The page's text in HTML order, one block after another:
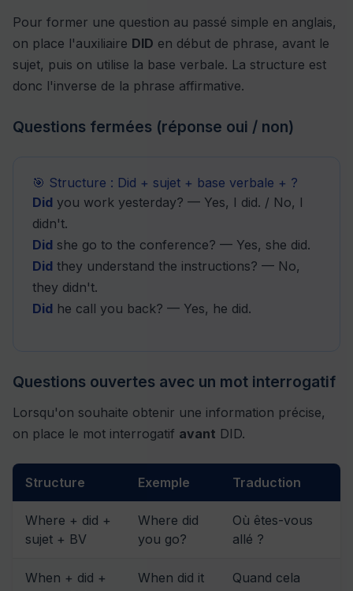
Pour former une question au passé simple en anglais,
on place l'auxiliaire DID en début de phrase, avant le
sujet, puis on utilise la base verbale. La structure est
donc l'inverse de la phrase affirmative.
Questions fermées (réponse oui / non)
🎯 Structure : Did + sujet + base verbale + ?
Did you work yesterday? — Yes, I did. / No, I
didn't.
Did she go to the conference? — Yes, she did.
Did they understand the instructions? — No,
they didn't.
Did he call you back? — Yes, he did.
Questions ouvertes avec un mot interrogatif
Lorsqu'on souhaite obtenir une information précise,
on place le mot interrogatif avant DID.
Structure Exemple Traduction
Where + did +
sujet + BV
Where did
you go?
Où êtes-vous
allé ?
When + did +
When did it
Quand cela